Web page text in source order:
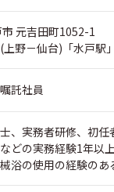
元吉田町1052-1
上野－仙台)「水戸駅
託社員
、実務者研修、初
どの実務経験1年以
浴の使用の経験のあ